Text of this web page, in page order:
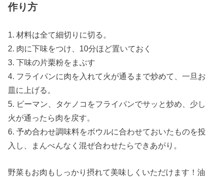
作り方
1. 材料は全て細切りに切る。
2. 肉に下味をつけ、10分ほど置いておく
3. 下味の片栗粉をまぶす
4. フライパンに肉を入れて火が通るまで炒めて、一旦お
皿に上げる。
5. ビーマン、タケノコをフライパンでサッと炒め、少し
火が通ったら肉を戻す。
6. 予め合わせ調味料をボウルに合わせておいたものを投
入し、まんべんなく混ぜ合わせたらできあがり。
野菜もお肉もしっかり摂れて美味しくいただけます！油